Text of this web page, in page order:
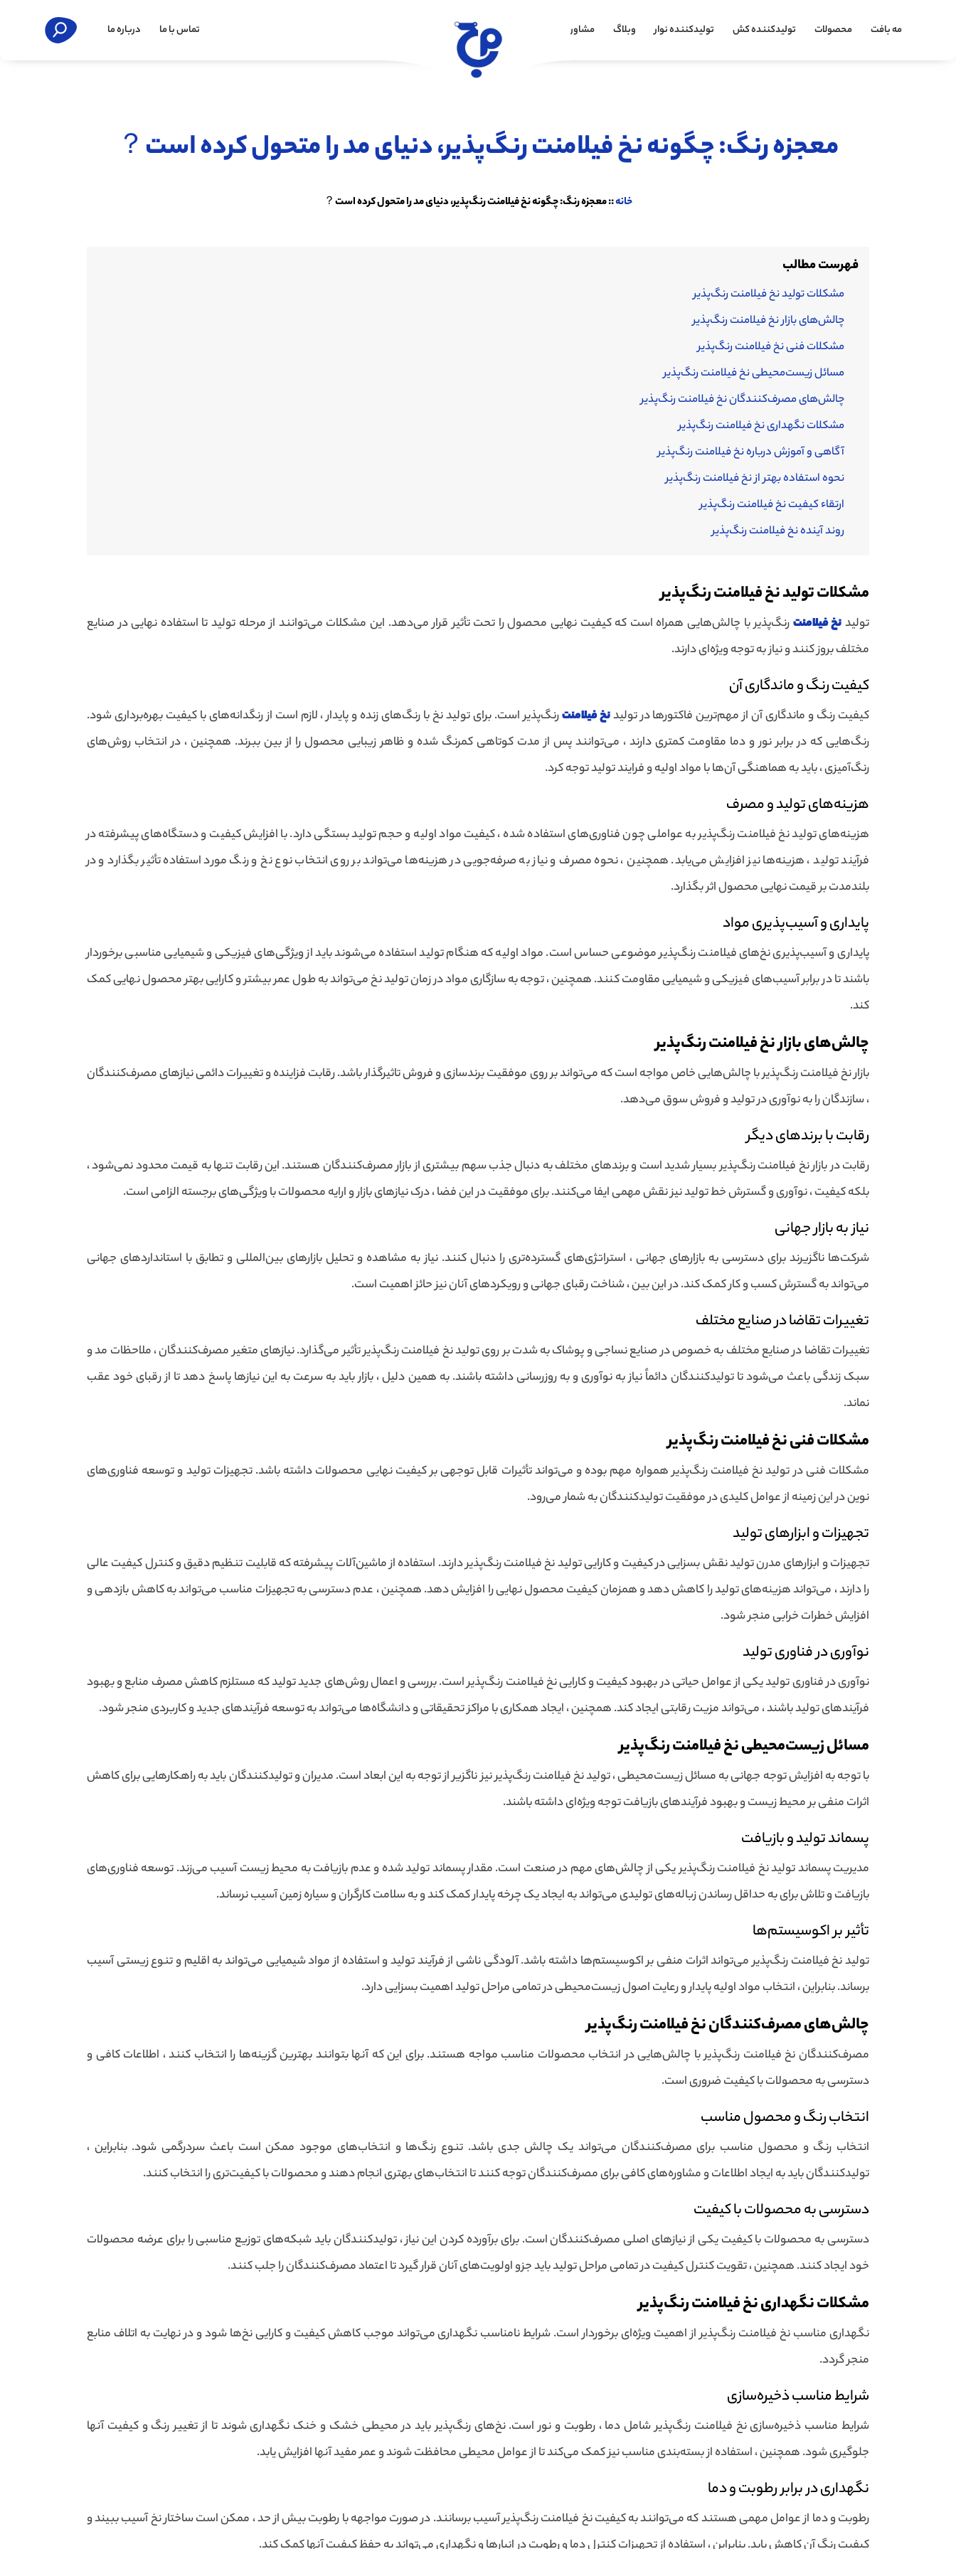
مه بافت محصولات تولیدکننده کش تولیدکننده نوار وبلاگ مشاوره خرید تماس با ما درباره ما
معجزه رنگ: چگونه نخ فیلامنت رنگ‌پذیر، دنیای مد را متحول کرده است？
خانه::معجزه رنگ: چگونه نخ فیلامنت رنگ‌پذیر، دنیای مد را متحول کرده است？
فهرست مطالب
مشکلات تولید نخ فیلامنت رنگ‌پذیر
چالش‌های بازار نخ فیلامنت رنگ‌پذیر
مشکلات فنی نخ فیلامنت رنگ‌پذیر
مسائل زیست‌محیطی نخ فیلامنت رنگ‌پذیر
چالش‌های مصرف‌کنندگان نخ فیلامنت رنگ‌پذیر
مشکلات نگهداری نخ فیلامنت رنگ‌پذیر
آگاهی و آموزش درباره نخ فیلامنت رنگ‌پذیر
نحوه استفاده بهتر از نخ فیلامنت رنگ‌پذیر
ارتقاء کیفیت نخ فیلامنت رنگ‌پذیر
روند آینده نخ فیلامنت رنگ‌پذیر
مشکلات تولید نخ فیلامنت رنگ‌پذیر
تولیدنخ فیلامنترنگ‌پذیر با چالش‌هایی همراه است که کیفیت نهایی محصول را تحت تأثیر قرار می‌دهد. این مشکلات می‌توانند از مرحله تولید تا استفاده نهایی در صنایع
مختلف بروز کنند و نیاز به توجه ویژه‌ای دارند.
کیفیت رنگ و ماندگاری آن
کیفیت رنگ و ماندگاری آن از مهم‌ترین فاکتورها در تولیدنخ فیلامنترنگ‌پذیر است. برای تولید نخ با رنگ‌های زنده و پایدار ، لازم است از رنگدانه‌های با کیفیت بهره‌برداری شود.
رنگ‌هایی که در برابر نور و دما مقاومت کمتری دارند ، می‌توانند پس از مدت کوتاهی کمرنگ شده و ظاهر زیبایی محصول را از بین ببرند. همچنین ، در انتخاب روش‌های
رنگ‌آمیزی ، باید به هماهنگی آن‌ها با مواد اولیه و فرایند تولید توجه کرد.
هزینه‌های تولید و مصرف
هزینه‌های تولید نخ فیلامنت رنگ‌پذیر به عواملی چون فناوری‌های استفاده شده ، کیفیت مواد اولیه و حجم تولید بستگی دارد. با افزایش کیفیت و دستگاه‌های پیشرفته در
فرآیند تولید ، هزینه‌ها نیز افزایش می‌یابد. همچنین ، نحوه مصرف و نیاز به صرفه‌جویی در هزینه‌ها می‌تواند بر روی انتخاب نوع نخ و رنگ مورد استفاده تأثیر بگذارد و در
بلندمدت بر قیمت نهایی محصول اثر بگذارد.
پایداری و آسیب‌پذیری مواد
پایداری و آسیب‌پذیری نخ‌های فیلامنت رنگ‌پذیر موضوعی حساس است. مواد اولیه که هنگام تولید استفاده می‌شوند باید از ویژگی‌های فیزیکی و شیمیایی مناسبی برخوردار
باشند تا در برابر آسیب‌های فیزیکی و شیمیایی مقاومت کنند. همچنین ، توجه به سازگاری مواد در زمان تولید نخ می‌تواند به طول عمر بیشتر و کارایی بهتر محصول نهایی کمک
کند.
چالش‌های بازار نخ فیلامنت رنگ‌پذیر
بازار نخ فیلامنت رنگ‌پذیر با چالش‌هایی خاص مواجه است که می‌تواند بر روی موفقیت برندسازی و فروش تاثیرگذار باشد. رقابت فزاینده و تغییرات دائمی نیازهای مصرف‌کنندگان
، سازندگان را به نوآوری در تولید و فروش سوق می‌دهد.
رقابت با برندهای دیگر
رقابت در بازار نخ فیلامنت رنگ‌پذیر بسیار شدید است و برندهای مختلف به دنبال جذب سهم بیشتری از بازار مصرف‌کنندگان هستند. این رقابت تنها به قیمت محدود نمی‌شود ،
بلکه کیفیت ، نوآوری و گسترش خط تولید نیز نقش مهمی ایفا می‌کنند. برای موفقیت در این فضا ، درک نیازهای بازار و ارایه محصولات با ویژگی‌های برجسته الزامی است.
نیاز به بازار جهانی
شرکت‌ها ناگزیرند برای دسترسی به بازارهای جهانی ، استراتژی‌های گسترده‌تری را دنبال کنند. نیاز به مشاهده و تحلیل بازارهای بین‌المللی و تطابق با استانداردهای جهانی
می‌تواند به گسترش کسب و کار کمک کند. در این بین ، شناخت رقبای جهانی و رویکردهای آنان نیز حائز اهمیت است.
تغییرات تقاضا در صنایع مختلف
تغییرات تقاضا در صنایع مختلف به خصوص در صنایع نساجی و پوشاک به شدت بر روی تولید نخ فیلامنت رنگ‌پذیر تأثیر می‌گذارد. نیازهای متغیر مصرف‌کنندگان ، ملاحظات مد و
سبک زندگی باعث می‌شود تا تولیدکنندگان دائماً نیاز به نوآوری و به روزرسانی داشته باشند. به همین دلیل ، بازار باید به سرعت به این نیازها پاسخ دهد تا از رقبای خود عقب
نماند.
مشکلات فنی نخ فیلامنت رنگ‌پذیر
مشکلات فنی در تولید نخ فیلامنت رنگ‌پذیر همواره مهم بوده و می‌تواند تأثیرات قابل توجهی بر کیفیت نهایی محصولات داشته باشد. تجهیزات تولید و توسعه فناوری‌های
نوین در این زمینه از عوامل کلیدی در موفقیت تولیدکنندگان به شمار می‌رود.
تجهیزات و ابزارهای تولید
تجهیزات و ابزارهای مدرن تولید نقش بسزایی در کیفیت و کارایی تولید نخ فیلامنت رنگ‌پذیر دارند. استفاده از ماشین‌آلات پیشرفته که قابلیت تنظیم دقیق و کنترل کیفیت عالی
را دارند ، می‌تواند هزینه‌های تولید را کاهش دهد و همزمان کیفیت محصول نهایی را افزایش دهد. همچنین ، عدم دسترسی به تجهیزات مناسب می‌تواند به کاهش بازدهی و
افزایش خطرات خرابی منجر شود.
نوآوری در فناوری تولید
نوآوری در فناوری تولید یکی از عوامل حیاتی در بهبود کیفیت و کارایی نخ فیلامنت رنگ‌پذیر است. بررسی و اعمال روش‌های جدید تولید که مستلزم کاهش مصرف منابع و بهبود
فرآیندهای تولید باشند ، می‌تواند مزیت رقابتی ایجاد کند. همچنین ، ایجاد همکاری با مراکز تحقیقاتی و دانشگاه‌ها می‌تواند به توسعه فرآیندهای جدید و کاربردی منجر شود.
مسائل زیست‌محیطی نخ فیلامنت رنگ‌پذیر
با توجه به افزایش توجه جهانی به مسائل زیست‌محیطی ، تولید نخ فیلامنت رنگ‌پذیر نیز ناگزیر از توجه به این ابعاد است. مدیران و تولیدکنندگان باید به راهکارهایی برای کاهش
اثرات منفی بر محیط زیست و بهبود فرآیندهای بازیافت توجه ویژه‌ای داشته باشند.
پسماند تولید و بازیافت
مدیریت پسماند تولید نخ فیلامنت رنگ‌پذیر یکی از چالش‌های مهم در صنعت است. مقدار پسماند تولید شده و عدم بازیافت به محیط زیست آسیب می‌زند. توسعه فناوری‌های
بازیافت و تلاش برای به حداقل رساندن زباله‌های تولیدی می‌تواند به ایجاد یک چرخه پایدار کمک کند و به سلامت کارگران و سیاره زمین آسیب نرساند.
تأثیر بر اکوسیستم‌ها
تولید نخ فیلامنت رنگ‌پذیر می‌تواند اثرات منفی بر اکوسیستم‌ها داشته باشد. آلودگی ناشی از فرآیند تولید و استفاده از مواد شیمیایی می‌تواند به اقلیم و تنوع زیستی آسیب
برساند. بنابراین ، انتخاب مواد اولیه پایدار و رعایت اصول زیست‌محیطی در تمامی مراحل تولید اهمیت بسزایی دارد.
چالش‌های مصرف‌کنندگان نخ فیلامنت رنگ‌پذیر
مصرف‌کنندگان نخ فیلامنت رنگ‌پذیر با چالش‌هایی در انتخاب محصولات مناسب مواجه هستند. برای این که آنها بتوانند بهترین گزینه‌ها را انتخاب کنند ، اطلاعات کافی و
دسترسی به محصولات با کیفیت ضروری است.
انتخاب رنگ و محصول مناسب
انتخاب رنگ و محصول مناسب برای مصرف‌کنندگان می‌تواند یک چالش جدی باشد. تنوع رنگ‌ها و انتخاب‌های موجود ممکن است باعث سردرگمی شود. بنابراین ،
تولیدکنندگان باید به ایجاد اطلاعات و مشاوره‌های کافی برای مصرف‌کنندگان توجه کنند تا انتخاب‌های بهتری انجام دهند و محصولات با کیفیت‌تری را انتخاب کنند.
دسترسی به محصولات با کیفیت
دسترسی به محصولات با کیفیت یکی از نیازهای اصلی مصرف‌کنندگان است. برای برآورده کردن این نیاز ، تولیدکنندگان باید شبکه‌های توزیع مناسبی را برای عرضه محصولات
خود ایجاد کنند. همچنین ، تقویت کنترل کیفیت در تمامی مراحل تولید باید جزو اولویت‌های آنان قرار گیرد تا اعتماد مصرف‌کنندگان را جلب کنند.
مشکلات نگهداری نخ فیلامنت رنگ‌پذیر
نگهداری مناسب نخ فیلامنت رنگ‌پذیر از اهمیت ویژه‌ای برخوردار است. شرایط نامناسب نگهداری می‌تواند موجب کاهش کیفیت و کارایی نخ‌ها شود و در نهایت به اتلاف منابع
منجر گردد.
شرایط مناسب ذخیره‌سازی
شرایط مناسب ذخیره‌سازی نخ فیلامنت رنگ‌پذیر شامل دما ، رطوبت و نور است. نخ‌های رنگ‌پذیر باید در محیطی خشک و خنک نگهداری شوند تا از تغییر رنگ و کیفیت آنها
جلوگیری شود. همچنین ، استفاده از بسته‌بندی مناسب نیز کمک می‌کند تا از عوامل محیطی محافظت شوند و عمر مفید آنها افزایش یابد.
نگهداری در برابر رطوبت و دما
رطوبت و دما از عوامل مهمی هستند که می‌توانند به کیفیت نخ فیلامنت رنگ‌پذیر آسیب برسانند. در صورت مواجهه با رطوبت بیش از حد ، ممکن است ساختار نخ آسیب ببیند و